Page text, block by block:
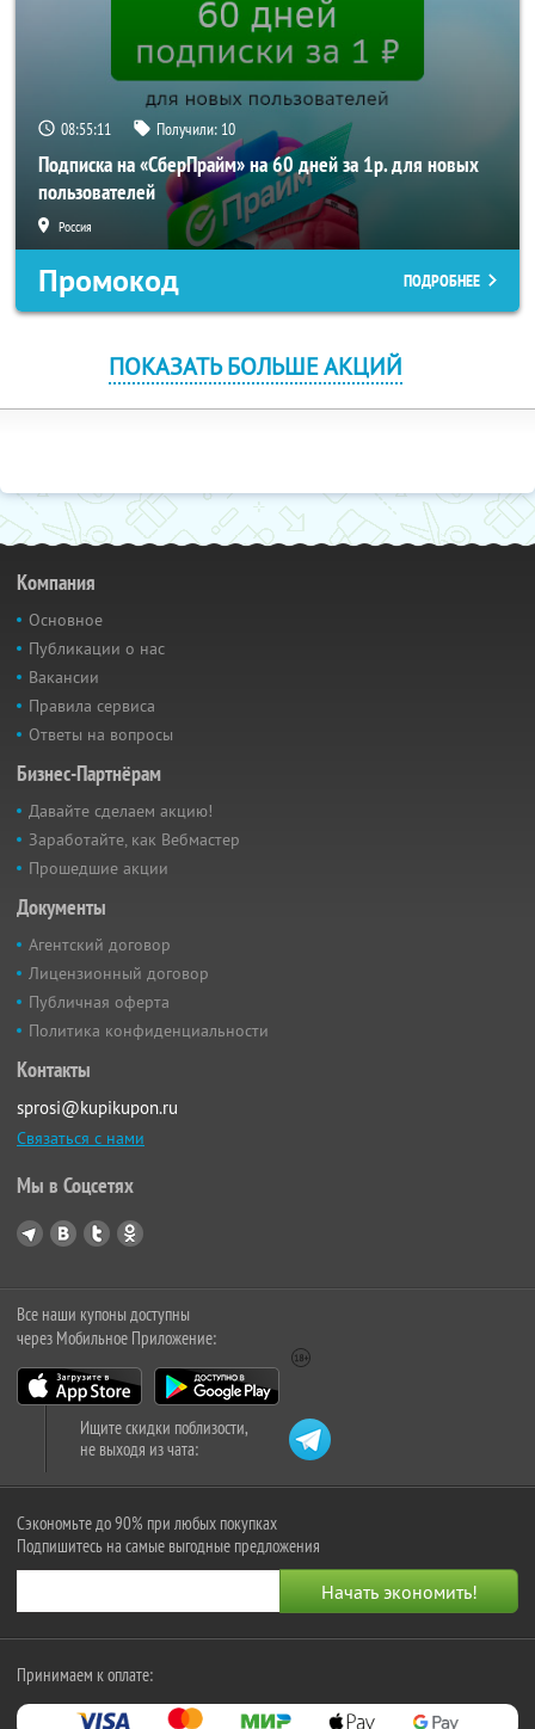
08:55:09 Получили: 10
Подписка на «СберПрайм» на 60 дней за 1р. для новых
пользователей
Россия
Промокод ПОДРОБНЕЕ
ПОКАЗАТЬ БОЛЬШЕ АКЦИЙ
Компания
Основное
Публикации о нас
Вакансии
Правила сервиса
Ответы на вопросы
Бизнес-Партнёрам
Давайте сделаем акцию!
Заработайте, как Вебмастер
Прошедшие акции
Документы
Агентский договор
Лицензионный договор
Публичная оферта
Политика конфиденциальности
Контакты
sprosi@kupikupon.ru
Связаться с нами
Мы в Соцсетях
Все наши купоны доступны
через Мобильное Приложение:
Ищите скидки поблизости,
не выходя из чата:
Сэкономьте до 90% при любых покупках
Подпишитесь на самые выгодные предложения
Принимаем к оплате: